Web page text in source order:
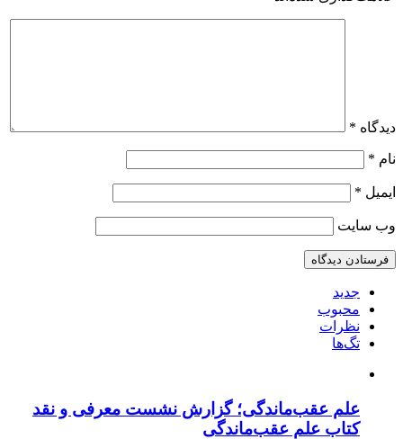
دیدگاه *
نام *
ایمیل *
وب‌ سایت
جدید
محبوب
نظرات
تگ‌ها
علم عقب‌ماندگی؛ گزارش نشست معرفی و نقد
کتاب علم عقب‌ماندگی